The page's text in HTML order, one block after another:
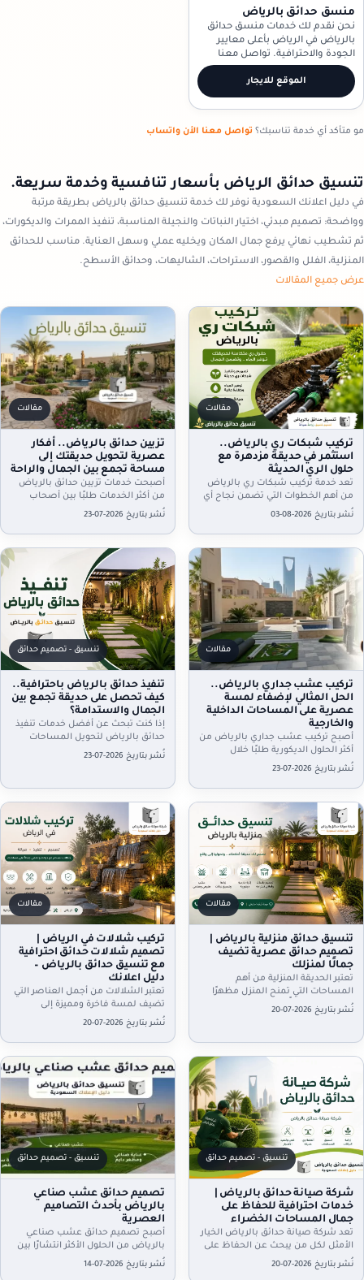
منسق حدائق بالرياض
نحن نقدم لك خدمات منسق حدائق
بالرياض في الرياض بأعلى معايير
الجودة والاحترافية. تواصل معنا
الآن!
الموقع للايجار
مو متأكد أي خدمة تناسبك؟ تواصل معنا الأن واتساب
تنسيق حدائق الرياض بأسعار تنافسية وخدمة سريعة.
في دليل اعلانك السعودية نوفر لك خدمة تنسيق حدائق بالرياض بطريقة مرتبة
وواضحة: تصميم مبدئي، اختيار النباتات والنجيلة المناسبة، تنفيذ الممرات والديكورات،
ثم تشطيب نهائي يرفع جمال المكان ويخليه عملي وسهل العناية. مناسب للحدائق
المنزلية، الفلل والقصور، الاستراحات، الشاليهات، وحدائق الأسطح.
عرض جميع المقالات
مقالات
تركيب شبكات ري بالرياض..
استثمر في حديقة مزدهرة مع
حلول الري الحديثة
تُعد خدمة تركيب شبكات ري بالرياض
من أهم الخطوات التي تضمن نجاح أي
مشروع لتنسيق الحدائق، سواء كانت
حديقة منزلية…
نُشر بتاريخ 2026-08-03
مقالات
تزيين حدائق بالرياض.. أفكار
عصرية لتحويل حديقتك إلى
مساحة تجمع بين الجمال والراحة
أصبحت خدمات تزيين حدائق بالرياض
من أكثر الخدمات طلبًا بين أصحاب
المنازل والفلل والاستراحات، حيث لم
تعد الحديقة مجرد مساحة…
نُشر بتاريخ 2026-07-23
مقالات
تركيب عشب جداري بالرياض..
الحل المثالي لإضفاء لمسة
عصرية على المساحات الداخلية
والخارجية
أصبح تركيب عشب جداري بالرياض من
أكثر الحلول الديكورية طلبًا خلال
السنوات الأخيرة، لما يضيفه من مظهر
طبيعي وأنيق يناسب…
نُشر بتاريخ 2026-07-23
تنسيق - تصميم حدائق
تنفيذ حدائق بالرياض باحترافية..
كيف تحصل على حديقة تجمع بين
الجمال والاستدامة؟
إذا كنت تبحث عن أفضل خدمات تنفيذ
حدائق بالرياض لتحويل المساحات
الخارجية إلى أماكن مريحة وجذابة، فأنت
بحاجة إلى شركة…
نُشر بتاريخ 2026-07-23
مقالات
تنسيق حدائق منزلية بالرياض |
تصميم حدائق عصرية تضيف
جمالًا لمنزلك
تعتبر الحديقة المنزلية من أهم
المساحات التي تمنح المنزل مظهرًا
جذابًا وتوفر مكانًا مريحًا للاسترخاء
وقضاء أوقات ممتعة مع العائلة.…
نُشر بتاريخ 2026-07-20
مقالات
تركيب شلالات في الرياض |
تصميم شلالات حدائق احترافية
مع تنسيق حدائق بالرياض –
دليل اعلانك
تعتبر الشلالات من أجمل العناصر التي
تضيف لمسة فاخرة ومميزة إلى
المساحات الخارجية، فهي تمنح
الحدائق مظهرًا طبيعيًا جذابًا وتوفر…
نُشر بتاريخ 2026-07-20
تنسيق - تصميم حدائق
شركة صيانة حدائق بالرياض |
خدمات احترافية للحفاظ على
جمال المساحات الخضراء
تعد شركة صيانة حدائق بالرياض الخيار
الأمثل لكل من يبحث عن الحفاظ على
جمال الحدائق المنزلية أو التجارية بأعلى
مستوى…
نُشر بتاريخ 2026-07-20
تنسيق - تصميم حدائق
تصميم حدائق عشب صناعي
بالرياض بأحدث التصاميم
العصرية
أصبح تصميم حدائق عشب صناعي
بالرياض من الحلول الأكثر انتشارًا بين
أصحاب المنازل والفلل والاستراحات،
لما يوفره من مظهر أخضر…
نُشر بتاريخ 2026-07-14